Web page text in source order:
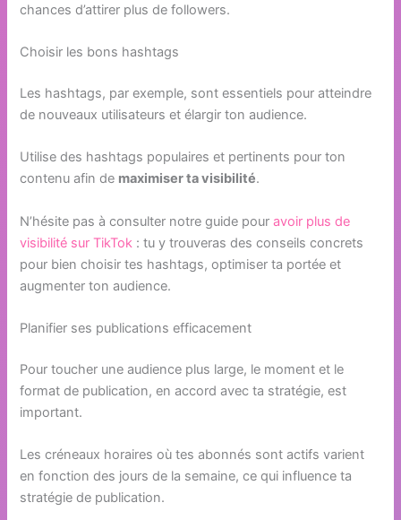
chances d’attirer plus de followers.
Choisir les bons hashtags
Les hashtags, par exemple, sont essentiels pour atteindre
de nouveaux utilisateurs et élargir ton audience.
Utilise des hashtags populaires et pertinents pour ton
contenu afin de maximiser ta visibilité.
N’hésite pas à consulter notre guide pouravoir plus de
visibilité sur TikTok : tu y trouveras des conseils concrets
pour bien choisir tes hashtags, optimiser ta portée et
augmenter ton audience.
Planifier ses publications efficacement
Pour toucher une audience plus large, le moment et le
format de publication, en accord avec ta stratégie, est
important.
Les créneaux horaires où tes abonnés sont actifs varient
en fonction des jours de la semaine, ce qui influence ta
stratégie de publication.